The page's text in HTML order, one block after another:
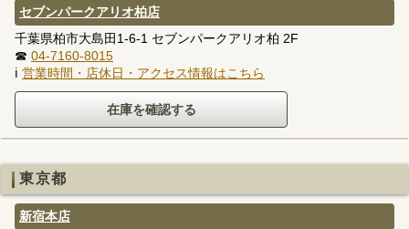
セブンパークアリオ柏店
千葉県柏市大島田1-6-1 セブンパークアリオ柏 2F
☎ 04-7160-8015
ℹ 営業時間・店休日・アクセス情報はこちら
東京都
新宿本店